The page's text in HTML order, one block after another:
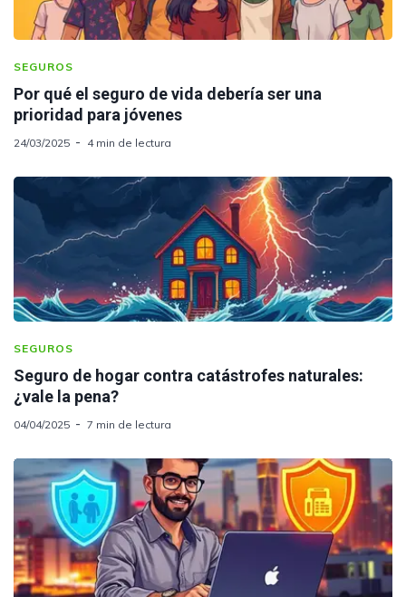
SEGUROS
Por qué el seguro de vida debería ser una
prioridad para jóvenes
24/03/2025 4 min de lectura
SEGUROS
Seguro de hogar contra catástrofes naturales:
¿vale la pena?
04/04/2025 7 min de lectura